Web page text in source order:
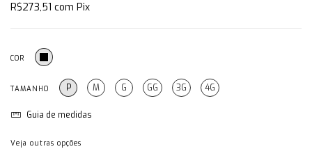
R$273,51 com Pix
COR
TAMANHO P M G GG 3G 4G
Guia de medidas
Veja outras opções